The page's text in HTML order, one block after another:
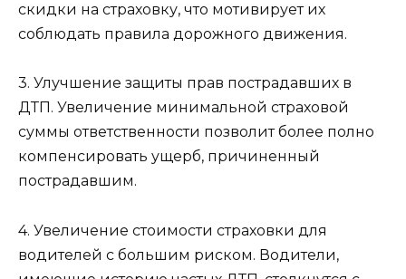
скидки на страховку, что мотивирует их
соблюдать правила дорожного движения.
3. Улучшение защиты прав пострадавших в
ДТП. Увеличение минимальной страховой
суммы ответственности позволит более полно
компенсировать ущерб, причиненный
пострадавшим.
4. Увеличение стоимости страховки для
водителей с большим риском. Водители,